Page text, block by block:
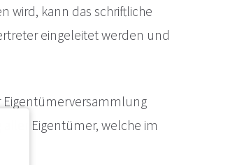
wird, kann das schriftliche
eingeleitet werden und
Eigentümerversammlung
Eigentümer, welche im